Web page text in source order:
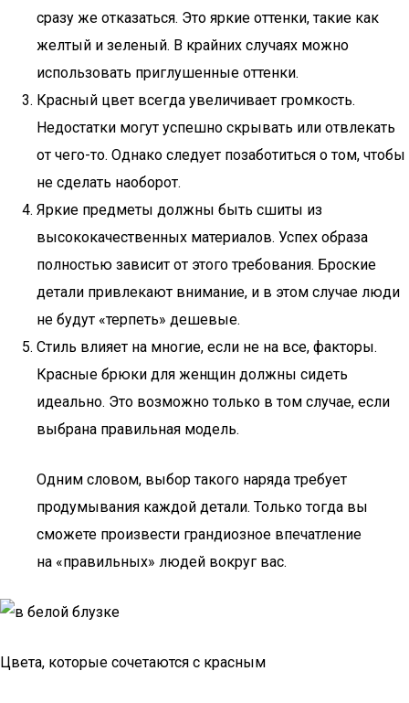
сразу же отказаться. Это яркие оттенки, такие как
желтый и зеленый. В крайних случаях можно
использовать приглушенные оттенки.
Красный цвет всегда увеличивает громкость.
Недостатки могут успешно скрывать или отвлекать
от чего-то. Однако следует позаботиться о том, чтобы
не сделать наоборот.
Яркие предметы должны быть сшиты из
высококачественных материалов. Успех образа
полностью зависит от этого требования. Броские
детали привлекают внимание, и в этом случае люди
не будут «терпеть» дешевые.
Стиль влияет на многие, если не на все, факторы.
Красные брюки для женщин должны сидеть
идеально. Это возможно только в том случае, если
выбрана правильная модель.
Одним словом, выбор такого наряда требует
продумывания каждой детали. Только тогда вы
сможете произвести грандиозное впечатление
на «правильных» людей вокруг вас.
Цвета, которые сочетаются с красным